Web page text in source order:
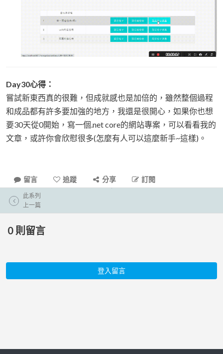
Day30心得：
嘗試新東西真的很難，但成就感也是加倍的，雖然整個過程
和成品都有許多要加強的地方，我還是很開心，如果你也想
要30天從0開始，寫一個.net core的網站專案，可以看看我的
文章，或許你會欣慰很多(怎麼有人可以這麼新手~這樣)。
留言 追蹤 分享 訂閱
此系列
上一篇
0 則留言
登入留言